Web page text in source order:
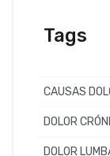
Tags
CAUSAS
DOLOR
DOLOR